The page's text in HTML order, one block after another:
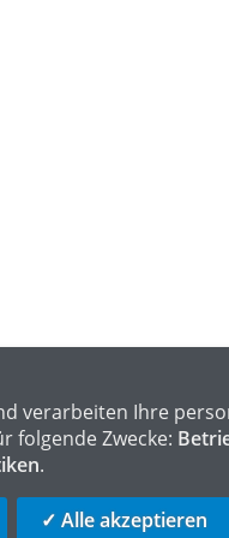
verarbeiten Ihre
folgende Zwecke:
.
✓ Alle akzeptieren